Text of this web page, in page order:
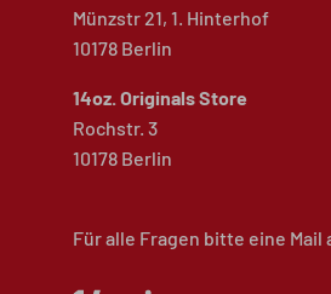
Münzstr 21, 1. Hinterhof
10178 Berlin
14oz. Originals Store
Rochstr. 3
10178 Berlin
Für alle Fragen bitte eine Mail